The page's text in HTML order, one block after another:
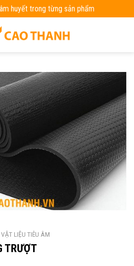
huyết trong từng sản phẩm
VẬT LIỆU TIÊU ÂM
TRƯỢT